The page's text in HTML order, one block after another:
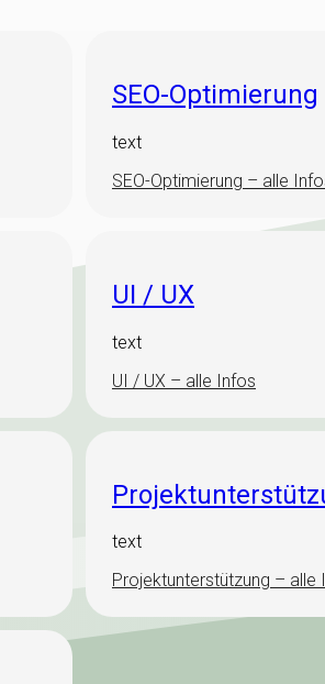
SEO-Optimierung
text
SEO-Optimierung – alle
UI / UX
text
UI / UX – alle Infos
text
Projektunterstützung – alle